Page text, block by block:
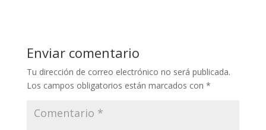
Enviar comentario
Tu dirección de correo electrónico no será publicada.
Los campos obligatorios están marcados con *